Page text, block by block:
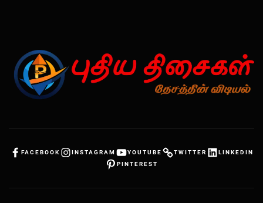
FACEBOOK INSTAGRAM YOUTUBE TWITTER
LINKEDIN
PINTEREST